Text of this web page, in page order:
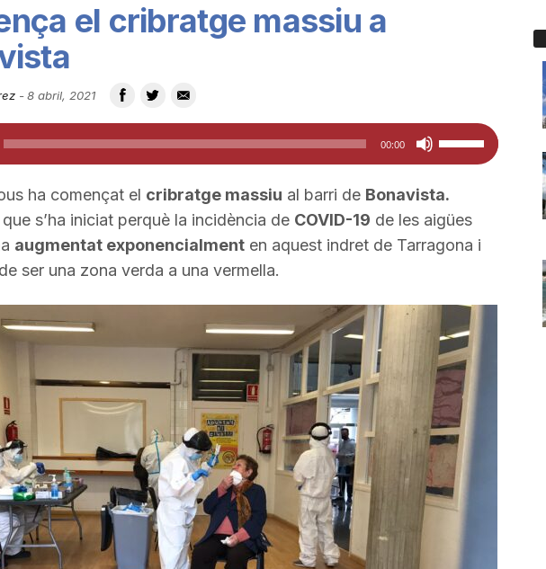
u
t
a
d
e
T
r
r
el cribratge massiu a
- 8 abril, 2021
00:00
Feu
servir
les
tecles
de
amunt/cap
avall
per
a
incrementar
o
disminuir
el
volum.
ha començat el cribratge massiu al barri de Bonavista.
s’ha iniciat perquè la incidència de COVID-19 de les aigües
augmentat exponencialmenten aquest indret de Tarragona i
ser una zona verda a una vermella.